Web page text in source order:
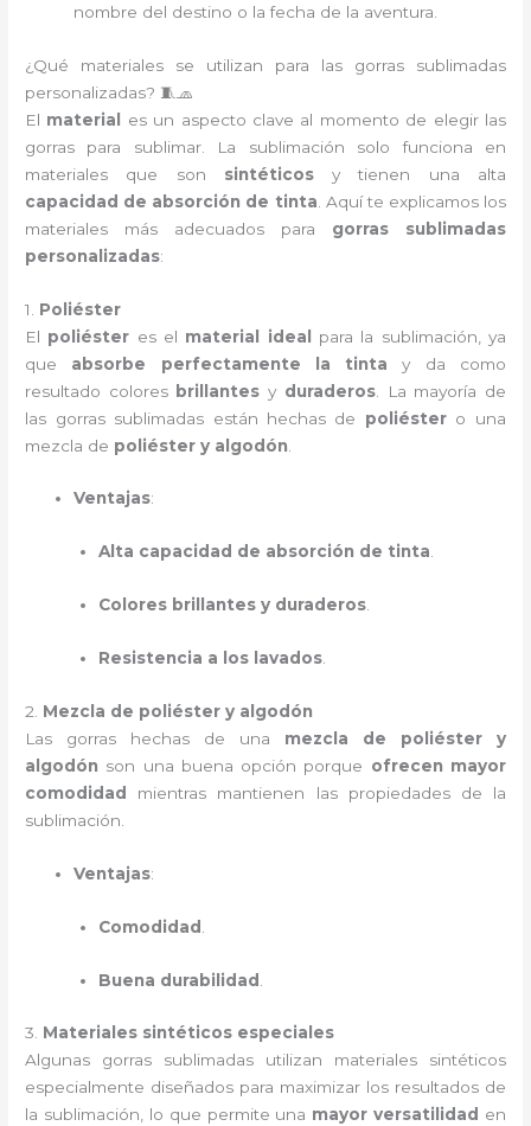
nombre del destino o la fecha de la aventura.
¿Qué materiales se utilizan para las gorras sublimadas
personalizadas? 🧵🧢
El material
es un aspecto clave al momento de elegir las
gorras para sublimar. La sublimación solo funciona en
materiales que son sintéticosy tienen una alta
capacidad de absorción de tinta . Aquí te explicamos los
materiales más adecuados para gorras sublimadas
personalizadas:
1. Poliéster
El poliéster es el material ideal para la sublimación, ya
que absorbe perfectamente la tinta y da como
resultado colores brillantes y duraderos. La mayoría de
las gorras sublimadas están hechas de poliéstero una
mezcla de poliéster y algodón
Ventajas:
Alta capacidad de absorción de tinta.
Colores brillantes y duraderos.
Resistencia a los lavados.
2. Mezcla de poliéster y algodón
Las gorras hechas de una mezcla de poliéster y
algodón son una buena opción porque ofrecen mayor
comodidad
mientras mantienen las propiedades de la
sublimación.
Ventajas:
Comodidad
Buena durabilidad
3. Materiales sintéticos especiales
Algunas gorras sublimadas utilizan materiales sintéticos
especialmente diseñados para maximizar los resultados de
la sublimación, lo que permite una mayor versatilidad en